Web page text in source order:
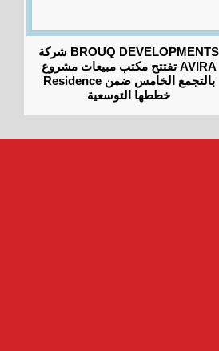
شركة BROUQ DEVELOPMENTS
تفتتح مكتب مبيعات مشروع AVIRA
Residence بالتجمع الخامس ضمن
خططها التوسعية